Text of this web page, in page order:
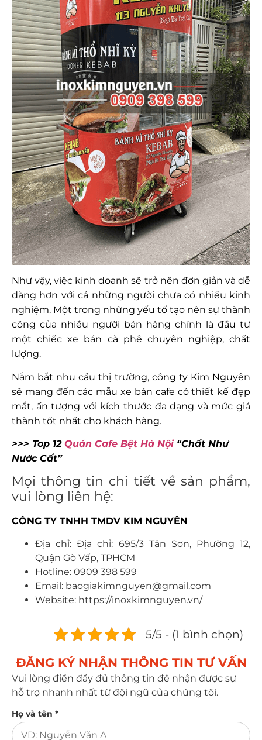
Như vậy, việc kinh doanh sẽ trở nên đơn giản và dễ
dàng hơn với cả những người chưa có nhiều kinh
nghiệm. Một trong những yếu tố tạo nên sự thành
công của nhiều người bán hàng chính là đầu tư
một chiếc xe bán cà phê chuyên nghiệp, chất
lượng.
Nắm bắt nhu cầu thị trường, công ty Kim Nguyên
sẽ mang đến các mẫu xe bán cafe có thiết kế đẹp
mắt, ấn tượng với kích thước đa dạng và mức giá
thành tốt nhất cho khách hàng.
>>> Top 12 Quán Cafe Bệt Hà Nội“Chất Như
Nước Cất”
Mọi thông tin chi tiết về sản phẩm,
vui lòng liên hệ:
CÔNG TY TNHH TMDV KIM NGUYÊN
Địa chỉ: Địa chỉ: 695/3 Tân Sơn, Phường 12,
Quận Gò Vấp, TPHCM
Hotline: 0909 398 599
Email: baogiakimnguyen@gmail.com
Website: https://inoxkimnguyen.vn/
5/5 - (1 bình chọn)
ĐĂNG KÝ NHẬN THÔNG TIN TƯ VẤN​
Vui lòng điền đầy đủ thông tin để nhận được sự
hỗ trợ nhanh nhất từ đội ngũ của chúng tôi.
Họ và tên *